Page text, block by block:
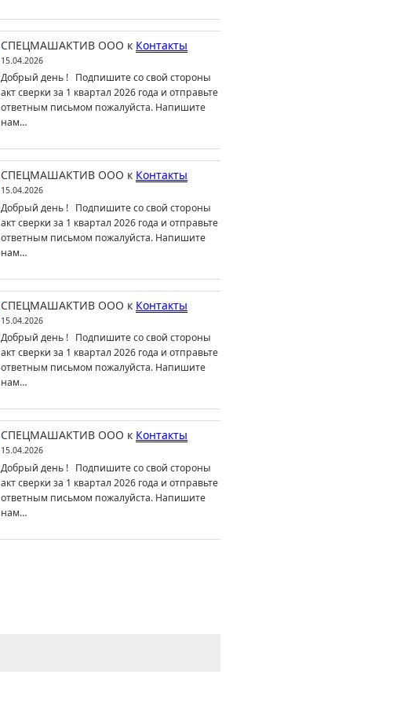
СПЕЦМАШАКТИВ ООО к Контакты
15.04.2026
Добрый день ! Подпишите со свой стороны
акт сверки за 1 квартал 2026 года и отправьте
ответным письмом пожалуйста. Напишите
нам…
СПЕЦМАШАКТИВ ООО к Контакты
15.04.2026
Добрый день ! Подпишите со свой стороны
акт сверки за 1 квартал 2026 года и отправьте
ответным письмом пожалуйста. Напишите
нам…
СПЕЦМАШАКТИВ ООО к Контакты
15.04.2026
Добрый день ! Подпишите со свой стороны
акт сверки за 1 квартал 2026 года и отправьте
ответным письмом пожалуйста. Напишите
нам…
СПЕЦМАШАКТИВ ООО к Контакты
15.04.2026
Добрый день ! Подпишите со свой стороны
акт сверки за 1 квартал 2026 года и отправьте
ответным письмом пожалуйста. Напишите
нам…